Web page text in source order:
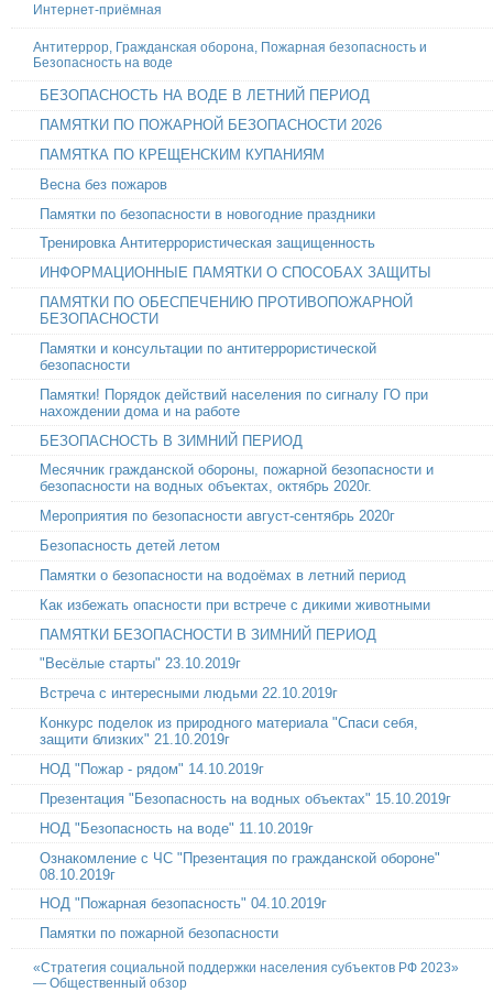
Интернет-приёмная
Антитеррор, Гражданская оборона, Пожарная безопасность и
Безопасность на воде
БЕЗОПАСНОСТЬ НА ВОДЕ В ЛЕТНИЙ ПЕРИОД
ПАМЯТКИ ПО ПОЖАРНОЙ БЕЗОПАСНОСТИ 2026
ПАМЯТКА ПО КРЕЩЕНСКИМ КУПАНИЯМ
Весна без пожаров
Памятки по безопасности в новогодние праздники
Тренировка Антитеррористическая защищенность
ИНФОРМАЦИОННЫЕ ПАМЯТКИ О СПОСОБАХ ЗАЩИТЫ
ПАМЯТКИ ПО ОБЕСПЕЧЕНИЮ ПРОТИВОПОЖАРНОЙ
БЕЗОПАСНОСТИ
Памятки и консультации по антитеррористической
безопасности
Памятки! Порядок действий населения по сигналу ГО при
нахождении дома и на работе
БЕЗОПАСНОСТЬ В ЗИМНИЙ ПЕРИОД
Месячник гражданской обороны, пожарной безопасности и
безопасности на водных объектах, октябрь 2020г.
Мероприятия по безопасности август-сентябрь 2020г
Безопасность детей летом
Памятки о безопасности на водоёмах в летний период
Как избежать опасности при встрече с дикими животными
ПАМЯТКИ БЕЗОПАСНОСТИ В ЗИМНИЙ ПЕРИОД
"Весёлые старты" 23.10.2019г
Встреча с интересными людьми 22.10.2019г
Конкурс поделок из природного материала "Спаси себя,
защити близких" 21.10.2019г
НОД "Пожар - рядом" 14.10.2019г
Презентация "Безопасность на водных объектах" 15.10.2019г
НОД "Безопасность на воде" 11.10.2019г
Ознакомление с ЧС "Презентация по гражданской обороне"
08.10.2019г
НОД "Пожарная безопасность" 04.10.2019г
Памятки по пожарной безопасности
«Стратегия социальной поддержки населения субъектов РФ 2023»
— Общественный обзор